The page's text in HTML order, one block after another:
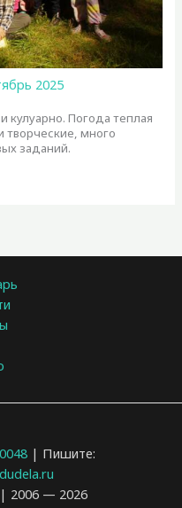
2025
Погода теплая
творческие, много
заданий.
| Пишите:
2006 — 2026